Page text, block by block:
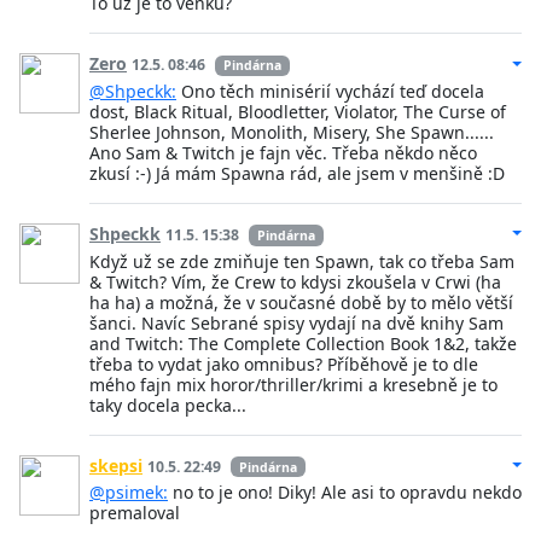
Zero 12.5. 08:46 Pindárna
@Shpeckk: Ono těch minisérií vychází teď docela
dost, Black Ritual, Bloodletter, Violator, The Curse of
Sherlee Johnson, Monolith, Misery, She Spawn......
Ano Sam & Twitch je fajn věc. Třeba někdo něco
zkusí :-) Já mám Spawna rád, ale jsem v menšině :D
Shpeckk 11.5. 15:38 Pindárna
Když už se zde zmiňuje ten Spawn, tak co třeba Sam
& Twitch? Vím, že Crew to kdysi zkoušela v Crwi (ha
ha ha) a možná, že v současné době by to mělo větší
šanci. Navíc Sebrané spisy vydají na dvě knihy Sam
and Twitch: The Complete Collection Book 1&2, takže
třeba to vydat jako omnibus? Příběhově je to dle
mého fajn mix horor/thriller/krimi a kresebně je to
taky docela pecka...
skepsi 10.5. 22:49 Pindárna
@psimek: no to je ono! Diky! Ale asi to opravdu nekdo
premaloval